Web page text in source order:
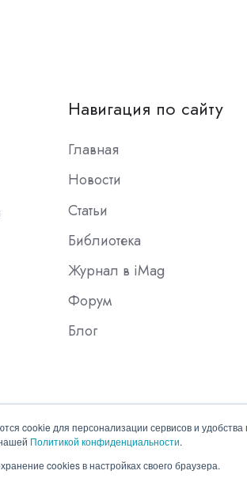
cookie для персонализации сервисов и
Политикой конфиденциальности.
cookies в настройках своего браузера.
Навигация по сайту
Главная
Новости
Статьи
Библиотека
Журнал в iMag
Форум
Блог